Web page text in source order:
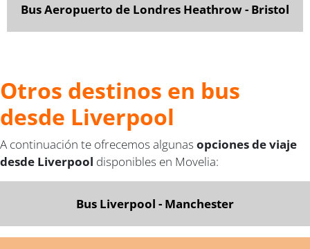
Bus Aeropuerto de Londres Heathrow - Bristol
Otros destinos en bus
desde Liverpool
A continuación te ofrecemos algunas opciones de viaje
desde Liverpool disponibles en Movelia:
Bus Liverpool - Manchester